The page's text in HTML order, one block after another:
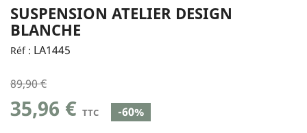
SUSPENSION ATELIER DESIGN
BLANCHE
Réf : LA1445
89,90 €
35,96 € TTC -60%